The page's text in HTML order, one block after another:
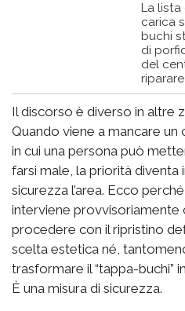
La
carica
buchi
di
del
Il discorso è diverso in altre
Quando viene a mancare
in cui una persona può
farsi male, la priorità
sicurezza l’area. Ecco
interviene provvisoriamente
procedere con il ripristino
scelta estetica né,
trasformare il “tappa-buchi”
È una misura di sicurezza.